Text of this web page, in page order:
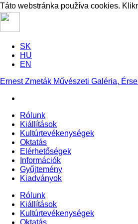
Táto webstránka používa cookies.
SK
HU
EN
Ernest Zmeták Művészeti Galéria,
Rólunk
Kiállítások
Kultúrtevékenységek
Oktatás
Elérhetőségek
Információk
Gyűjtemény
Kiadványok
Rólunk
Kiállítások
Kultúrtevékenységek
Oktatás